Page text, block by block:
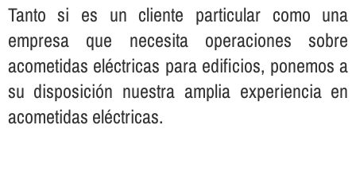
Tanto si es un cliente particular como una
empresa que necesita operaciones sobre
acometidas eléctricas para edificios, ponemos a
su disposición nuestra amplia experiencia en
acometidas eléctricas.